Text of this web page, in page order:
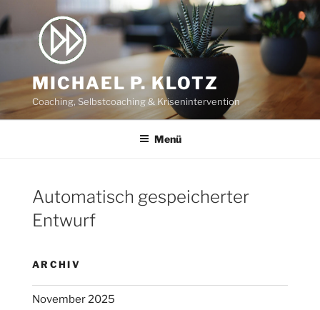
Inhalt
springen
MICHAEL P. KLOTZ
Coaching, Selbstcoaching & Krisenintervention
Menü
Automatisch gespeicherter
Entwurf
ARCHIV
November 2025